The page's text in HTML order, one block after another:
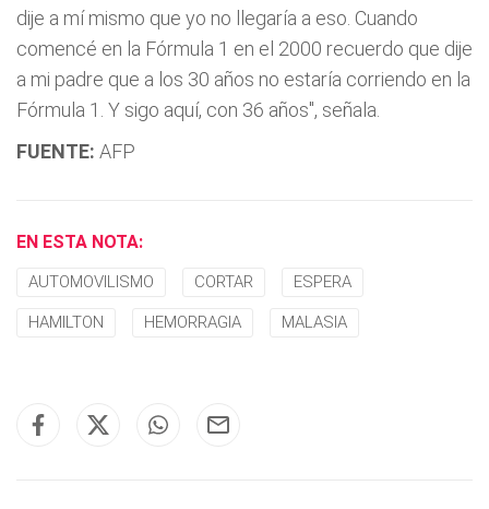
dije a mí mismo que yo no llegaría a eso. Cuando
comencé en la Fórmula 1 en el 2000 recuerdo que dije
a mi padre que a los 30 años no estaría corriendo en la
Fórmula 1. Y sigo aquí, con 36 años", señala.
FUENTE: AFP
EN ESTA NOTA:
AUTOMOVILISMO CORTAR ESPERA
HAMILTON HEMORRAGIA MALASIA